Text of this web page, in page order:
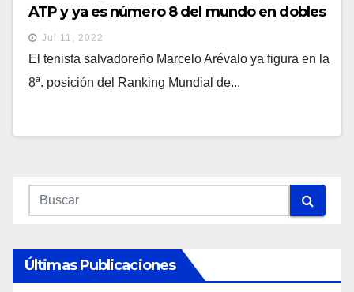
ATP y ya es número 8 del mundo en dobles
Jul 11, 2022
El tenista salvadoreño Marcelo Arévalo ya figura en la
8ª. posición del Ranking Mundial de...
Últimas Publicaciones